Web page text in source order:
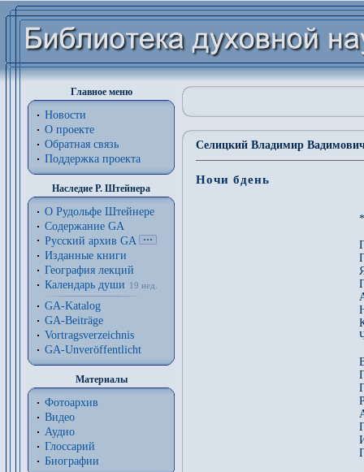
Главное меню
Новости
О проекте
Обратная связь
Поддержка проекта
Наследие Р. Штейнера
О Рудольфе Штейнере
Содержание GA
Русский архив GA
Изданные книги
География лекций
Календарь души
19 нед.
GA-Katalog
GA-Beiträge
Vortragsverzeichnis
GA-Unveröffentlicht
Материалы
Фотоархив
Видео
Аудио
Глоссарий
Биографии
Селицкий Владимир
Ночи бдень